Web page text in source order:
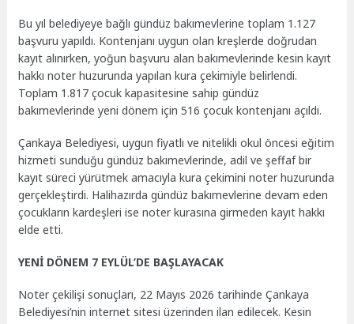
Bu yıl belediyeye bağlı gündüz bakımevlerine toplam 1.127
başvuru yapıldı. Kontenjanı uygun olan kreşlerde doğrudan
kayıt alınırken, yoğun başvuru alan bakımevlerinde kesin kayıt
hakkı noter huzurunda yapılan kura çekimiyle belirlendi.
Toplam 1.817 çocuk kapasitesine sahip gündüz
bakımevlerinde yeni dönem için 516 çocuk kontenjanı açıldı.
Çankaya Belediyesi, uygun fiyatlı ve nitelikli okul öncesi eğitim
hizmeti sunduğu gündüz bakımevlerinde, adil ve şeffaf bir
kayıt süreci yürütmek amacıyla kura çekimini noter huzurunda
gerçekleştirdi. Halihazırda gündüz bakımevlerine devam eden
çocukların kardeşleri ise noter kurasına girmeden kayıt hakkı
elde etti.
YENİ DÖNEM 7 EYLÜL’DE BAŞLAYACAK
Noter çekilişi sonuçları, 22 Mayıs 2026 tarihinde Çankaya
Belediyesi’nin internet sitesi üzerinden ilan edilecek. Kesin